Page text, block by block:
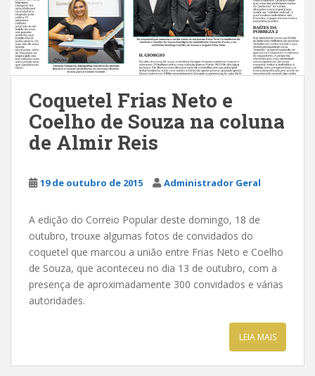
Coquetel Frias Neto e
Coelho de Souza na coluna
de Almir Reis
19 de outubro de 2015 Administrador Geral
A edição do Correio Popular deste domingo, 18 de
outubro, trouxe algumas fotos de convidados do
coquetel que marcou a união entre Frias Neto e Coelho
de Souza, que aconteceu no dia 13 de outubro, com a
presença de aproximadamente 300 convidados e várias
autoridades.
LEIA MAIS